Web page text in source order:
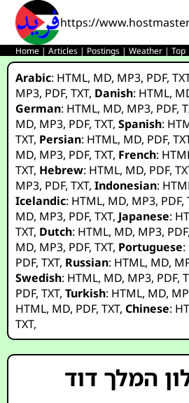
https://
Home |Articles | Postings |Weather |Top
Arabic: HTML, MD, MP3, PDF,
MP3, PDF,TXT, Danish: HTML,
German: HTML, MD, MP3, PDF,
MD, MP3, PDF,TXT,Spanish:
TXT, Persian: HTML, MD, PDF,
MD, MP3, PDF,TXT, French:
TXT, Hebrew: HTML, MD, PDF,
MP3, PDF,TXT,Indonesian:
Icelandic: HTML, MD, MP3, PDF,
MD, MP3, PDF,TXT, Japanese:
TXT, Dutch: HTML, MD, MP3, PDF
MD, MP3, PDF,TXT, Portuguese:
PDF,TXT, Russian: HTML, MD,
Swedish: HTML, MD, MP3, PDF,
PDF,TXT,Turkish: HTML, MD,
HTML, MD, PDF,TXT,Chinese:
TXT,
המלך דוד